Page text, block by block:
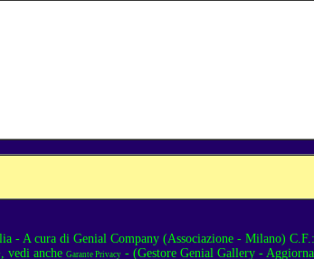
- A cura di Genial Company (Associazione - Milano)
, vedi anche Garante Privacy - (Gestore Genial Gallery -